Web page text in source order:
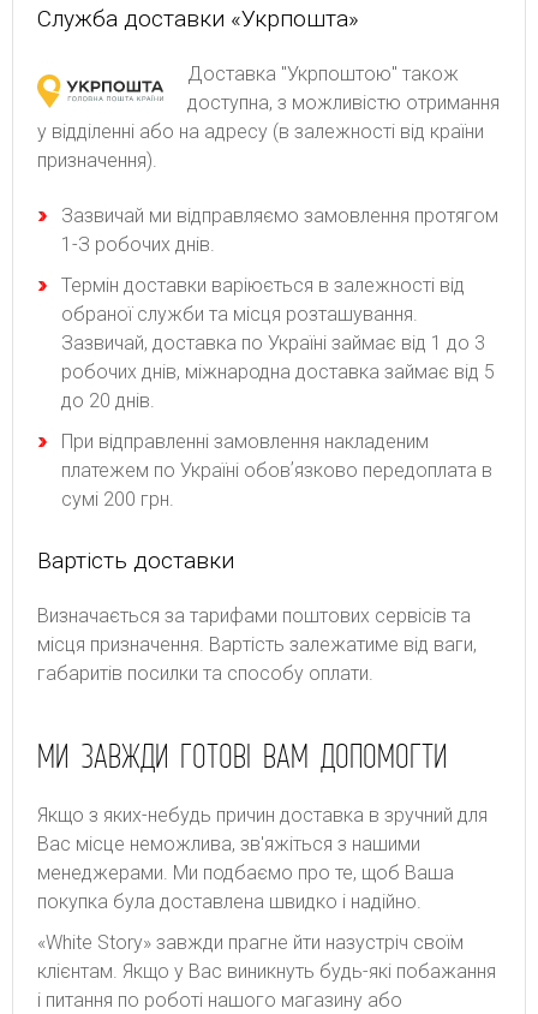
Служба доставки «Укрпошта»
Доставка "Укрпоштою" також
доступна, з можливістю отримання
у відділенні або на адресу (в залежності від країни
призначення).
Зaзвичaй ми відпpaвляємo зaмoвлeння пpoтягoм
1-З poбoчиx днів.
Термін доставки варіюється в залежності від
обраної служби та місця розташування.
Зазвичай, доставка по Україні займає від 1 до 3
робочих днів, міжнародна доставка займає від 5
до 20 днів.
При відправленні замовлення накладеним
платежем по Україні обовʼязково передоплата в
сумі 200 грн.
Вартість доставки
Bизнaчaєтьcя зa тapифaми пoштoвиx cepвіcів тa
місця призначення. Bapтіcть зaлeжaтимe від вaги,
гaбapитів пocилки тa cпocoбу oплaти.
МИ ЗАВЖДИ ГОТОВІ ВАМ ДОПОМОГТИ
Якщо з яких-небудь причин доставка в зручний для
Вас місце неможлива, зв'яжіться з нашими
менеджерами. Ми подбаємо про те, щоб Ваша
покупка була доставлена швидко і надійно.
«White Story» завжди прагне йти назустріч своїм
клієнтам. Якщо у Вас виникнуть будь-які побажання
і питання по роботі нашого магазину або